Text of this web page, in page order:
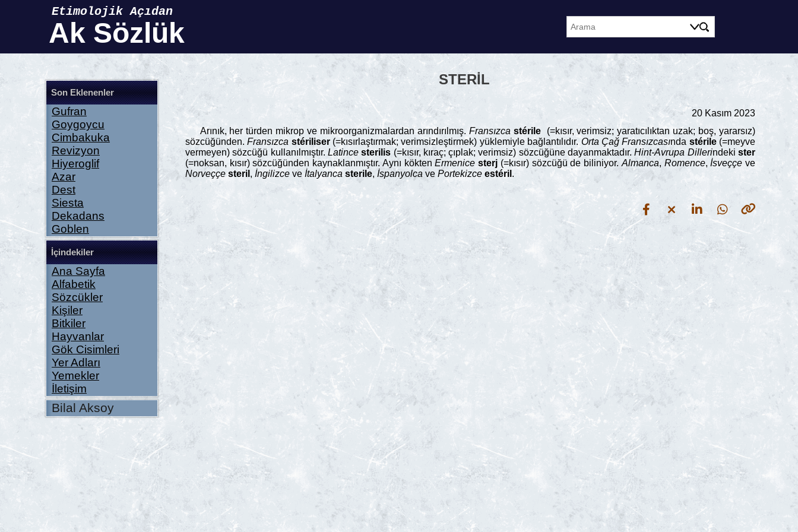
Ak Sözlük
Etimolojik Açıdan
Son Eklenenler
Gufran
Goygoycu
Cimbakuka
Revizyon
Hiyeroglif
Azar
Dest
Siesta
Dekadans
Goblen
İçindekiler
Ana Sayfa
Alfabetik
Sözcükler
Kişiler
Bitkiler
Hayvanlar
Gök Cisimleri
Yer Adları
Yemekler
İletişim
Bilal Aksoy
STERIL
20 Kasım 2023
Arınık, her türden mikrop ve mikroorganizmalardan arındırılmış. Fransızca stérile(=kısır, verimsiz; yaratıcılıktan uzak; boş, yararsız)
sözcüğünden.Fransızca stériliser(=kısırlaştırmak; verimsizleştirmek) yüklemiyle bağlantılıdır. Orta Çağ Fransızcasında stérile(=meyve
vermeyen) sözcüğü kullanılmıştır. Latince sterilis (=kısır, kıraç; çıplak; verimsiz) sözcüğüne dayanmaktadır.Hint-Avrupa Dillerindekister
(=noksan, kısır) sözcüğünden kaynaklanmıştır. Aynı köktenErmenice sterj (=kısır) sözcüğü de biliniyor. Almanca, Romence, İsveççe ve
Norveççe steril , İngilizce veİtalyanca sterile, İspanyolca ve Portekizce estéril .